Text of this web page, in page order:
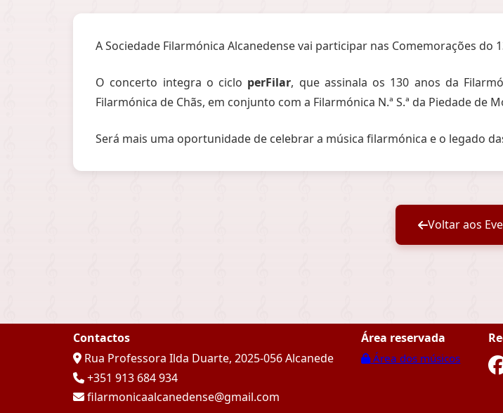
A Sociedade Filarmónica Alcanedense vai participar nas Comemorações do
O concerto integra o ciclo perFilar, que assinala os 130 anos da
Filarmónica de Chãs, em conjunto com a Filarmónica N.ª S.ª da Piedade de
Será mais uma oportunidade de celebrar a música filarmónica e o legado
Voltar aos
Contactos
Rua Professora Ilda Duarte, 2025-056 Alcanede
+351 913 684 934
filarmonicaalcanedense@gmail.com
Área reservada
Área dos músicos